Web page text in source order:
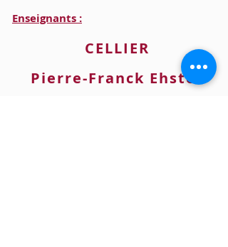
Enseignants :
CELLIER
Pierre-Franck Ehster